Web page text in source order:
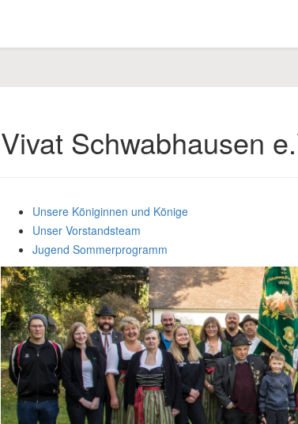
Vivat Schwabhausen
Unsere Königinnen und Könige
Unser Vorstandsteam
Jugend Sommerprogramm